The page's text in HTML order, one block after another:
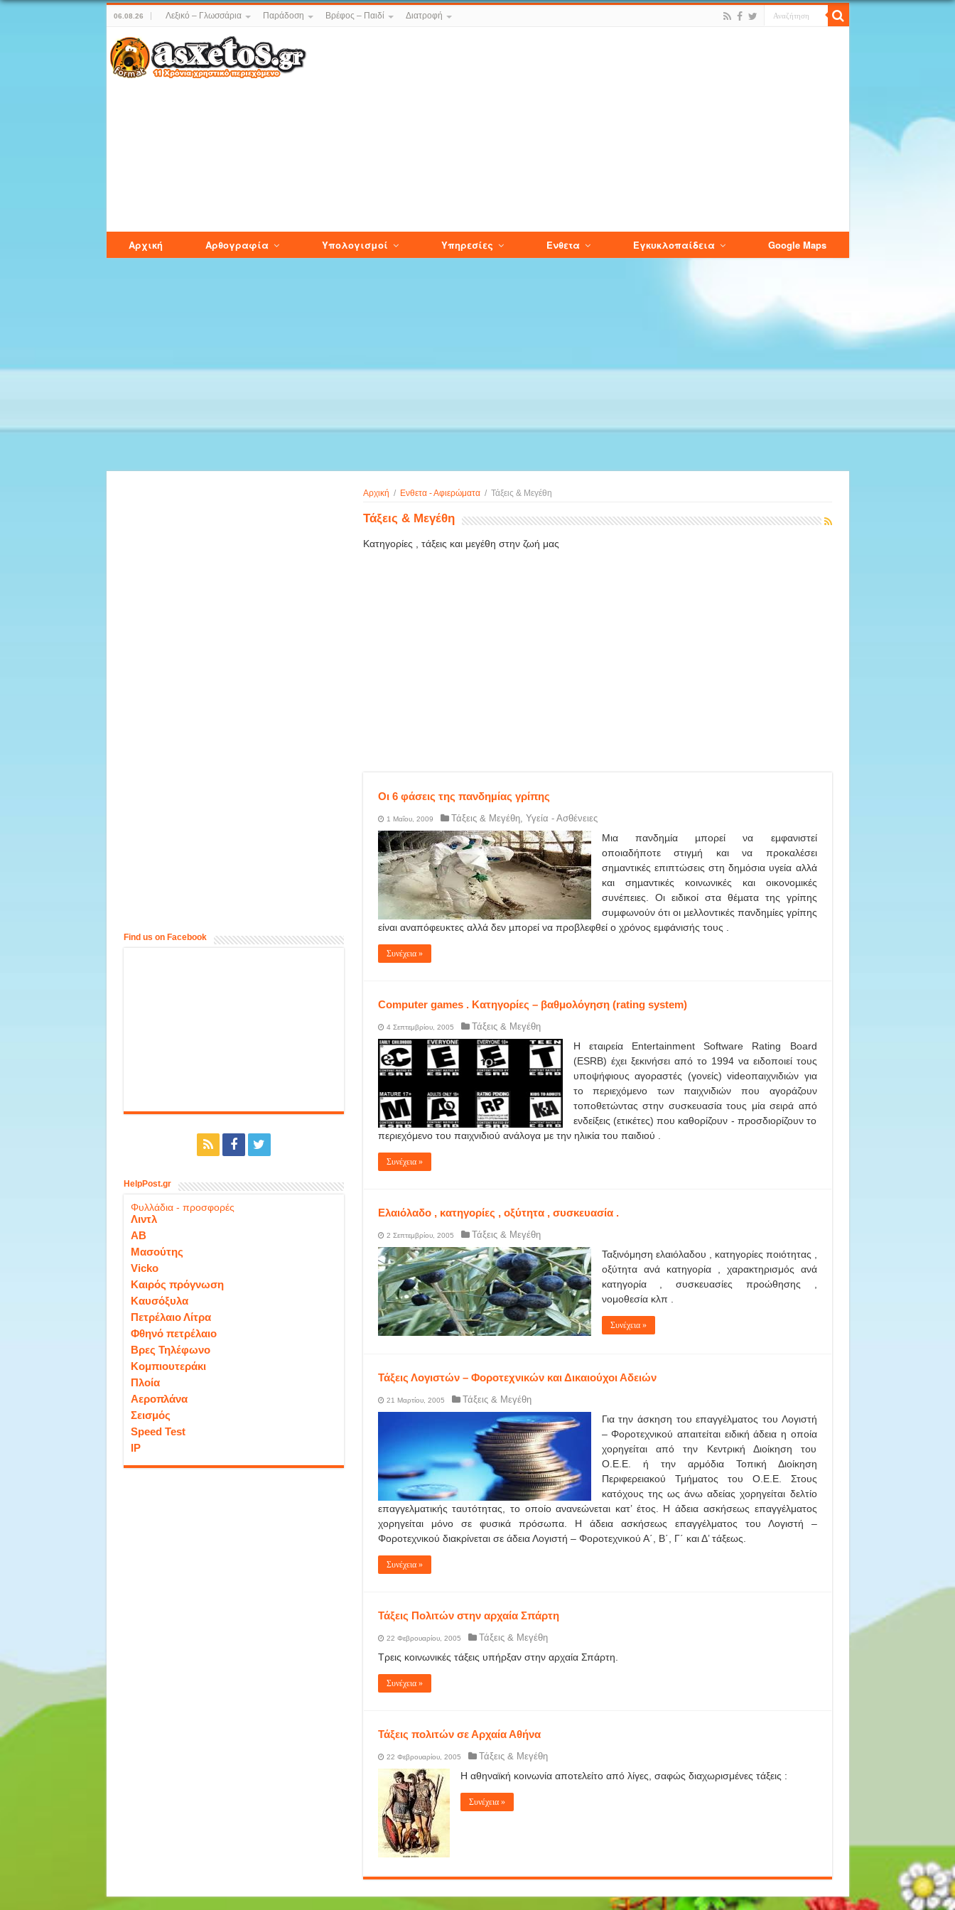
06.08.26 Λεξικό – Γλωσσάρια Παράδοση Βρέφος – Παιδί Διατροφή
Αρχική Αρθογραφία Υπολογισμοί Υπηρεσίες Ενθετα Εγκυκλοπαίδεια Google Maps
Αρχική / Ενθετα - Αφιερώματα / Τάξεις & Μεγέθη
Τάξεις & Μεγέθη
Κατηγορίες , τάξεις και μεγέθη στην ζωή μας
Οι 6 φάσεις της πανδηµίας γρίπης
1 Μαΐου, 2009 Τάξεις & Μεγέθη, Υγεία - Ασθένειες
Μια πανδηµία µπορεί να εµφανιστεί
οποιαδήποτε στιγµή και να προκαλέσει
σηµαντικές επιπτώσεις στη δηµόσια υγεία αλλά
και σηµαντικές κοινωνικές και οικονοµικές
συνέπειες. Οι ειδικοί στα θέµατα της γρίπης
συµφωνούν ότι οι µελλοντικές πανδηµίες γρίπης
είναι αναπόφευκτες αλλά δεν µπορεί να προβλεφθεί ο χρόνος εµφάνισής τους .
Συνέχεια »
Computer games . Κατηγορίες – βαθμολόγηση (rating system)
4 Σεπτεμβρίου, 2005 Τάξεις & Μεγέθη
Η εταιρεία Entertainment Software Rating Board
(ESRB) έχει ξεκινήσει από το 1994 να ειδοποιεί τους
υποψήφιους αγοραστές (γονείς) videoπαιχνιδιών για
το περιεχόμενο των παιχνιδιών που αγοράζουν
τοποθετώντας στην συσκευασία τους μία σειρά από
ενδείξεις (ετικέτες) που καθορίζουν - προσδιορίζουν το
περιεχόμενο του παιχνιδιού ανάλογα με την ηλικία του παιδιού .
Συνέχεια »
Ελαιόλαδο , κατηγορίες , οξύτητα , συσκευασία .
2 Σεπτεμβρίου, 2005 Τάξεις & Μεγέθη
Ταξινόμηση ελαιόλαδου , κατηγορίες ποιότητας ,
οξύτητα ανά κατηγορία , χαρακτηρισμός ανά
κατηγορία , συσκευασίες προώθησης ,
νομοθεσία κλπ .
Συνέχεια »
Τάξεις Λογιστών – Φοροτεχνικών και Δικαιούχοι Αδειών
21 Μαρτίου, 2005 Τάξεις & Μεγέθη
Για την άσκηση του επαγγέλματος του Λογιστή
– Φοροτεχνικού απαιτείται ειδική άδεια η οποία
χορηγείται από την Κεντρική Διοίκηση του
Ο.Ε.Ε. ή την αρμόδια Τοπική Διοίκηση
Περιφερειακού Τμήματος του Ο.Ε.Ε. Στους
κατόχους της ως άνω αδείας χορηγείται δελτίο
επαγγελματικής ταυτότητας, το οποίο ανανεώνεται κατ’ έτος. Η άδεια ασκήσεως επαγγέλματος
χορηγείται μόνο σε φυσικά πρόσωπα. H άδεια ασκήσεως επαγγέλματος του Λογιστή –
Φοροτεχνικού διακρίνεται σε άδεια Λογιστή – Φοροτεχνικού Α΄, Β΄, Γ΄ και Δ’ τάξεως.
Συνέχεια »
Τάξεις Πολιτών στην αρχαία Σπάρτη
22 Φεβρουαρίου, 2005 Τάξεις & Μεγέθη
Τρεις κοινωνικές τάξεις υπήρξαν στην αρχαία Σπάρτη.
Συνέχεια »
Τάξεις πολιτών σε Αρχαία Αθήνα
22 Φεβρουαρίου, 2005 Τάξεις & Μεγέθη
Η αθηναϊκή κοινωνία αποτελείτο από λίγες, σαφώς διαχωρισμένες τάξεις :
Συνέχεια »
Find us on Facebook
HelpPost.gr
Φυλλάδια - προσφορές
Λιντλ
ΑΒ
Μασούτης
Vicko
Καιρός πρόγνωση
Καυσόξυλα
Πετρέλαιο Λίτρα
Φθηνό πετρέλαιο
Βρες Τηλέφωνο
Κομπιουτεράκι
Πλοία
Αεροπλάνα
Σεισμός
Speed Test
IP